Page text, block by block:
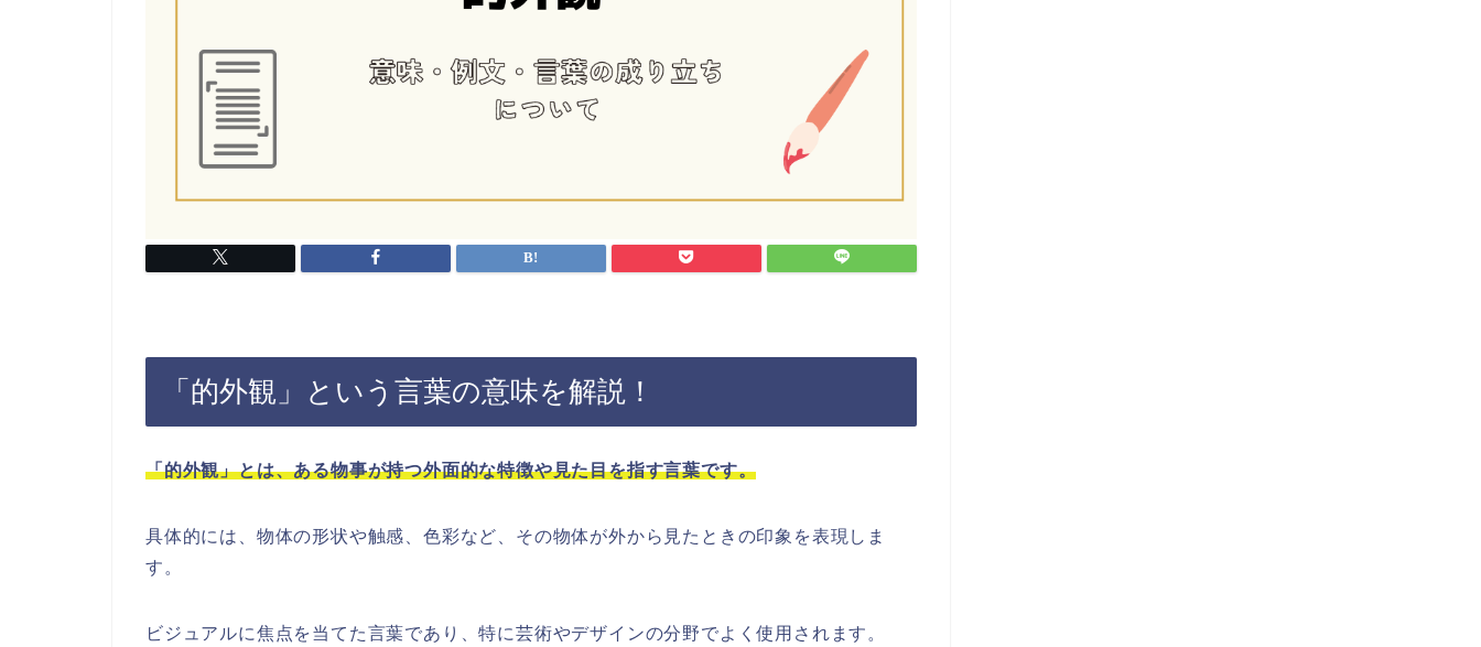
「的外観」という言葉の意味を解説！
「的外観」とは、ある物事が持つ外面的な特徴や見た目を指す言葉です。
具体的には、物体の形状や触感、色彩など、その物体が外から見たときの印象を表現しま
す。
ビジュアルに焦点を当てた言葉であり、特に芸術やデザインの分野でよく使用されます。